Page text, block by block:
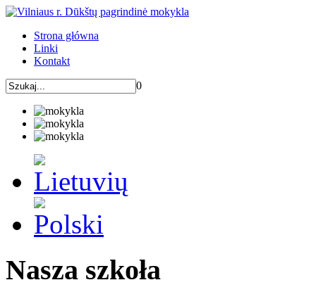
Strona główna
Linki
Kontakt
0
Nasza szkoła